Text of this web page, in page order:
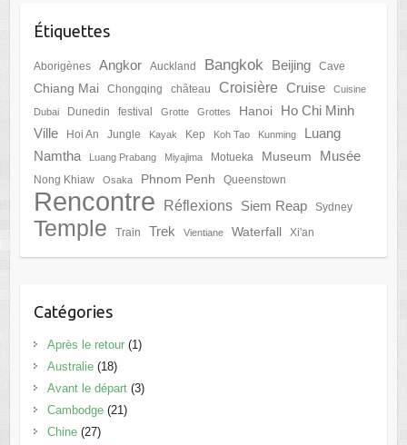
Étiquettes
Aborigènes Angkor Auckland Bangkok Beijing Cave
Chiang Mai Chongqing château Croisière Cruise Cuisine
Dubai Dunedin festival Grotte Grottes Hanoi
Ho Chi Minh
Ville
Hoi An Jungle Kayak Kep Koh Tao Kunming
Luang
Namtha
Luang Prabang Miyajima Motueka Museum Musée
Nong Khiaw Osaka Phnom Penh Queenstown
Rencontre Réflexions Siem Reap Sydney
Temple Train Trek Vientiane Waterfall Xi'an
Catégories
Après le retour(1)
Australie(18)
Avant le départ(3)
Cambodge(21)
Chine(27)